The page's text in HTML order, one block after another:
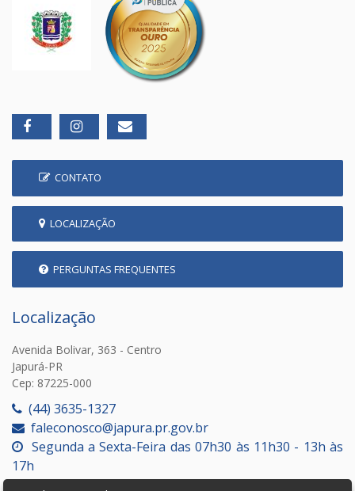
CONTATO
LOCALIZAÇÃO
PERGUNTAS FREQUENTES
Localização
Avenida Bolivar, 363 - Centro
Japurá-PR
Cep: 87225-000
(44) 3635-1327
faleconosco@japura.pr.gov.br
Segunda a Sexta-Feira das 07h30 às 11h30 - 13h às
17h